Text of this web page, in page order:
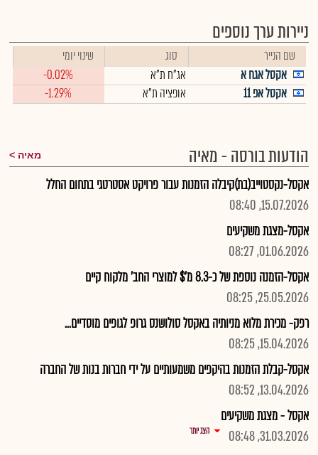
ניירות ערך נוספים
שם הנייר סוג
שינוי יומי
אקסל אגח א
אג"ח ת"א
-0.02%
אקסל אפ 11
אופציה ת"א -1.29%
הודעות בורסה - מאיה מאיה
אקסל-נקסטוייב(בת)קיבלה הזמנות עבור פרויקט אסטרטגי בתחום החלל
15.07.2026, 08:40
אקסל-מצגת משקיעים
01.06.2026, 08:27
אקסל-הזמנה נוספת של כ-8.3 מ'$ למוצרי החב' מלקוח קיים
25.05.2026, 08:25
רפק- מכירת מלוא מניותיה באקסל סולושנס גרופ לגופים מוסדיים...
15.04.2026, 08:25
אקסל-קבלת הזמנות בהיקפים משמעותיים על ידי חברות בנות של החברה
13.04.2026, 08:52
אקסל - מצגת משקיעים
31.03.2026, 08:48
הצג יותר